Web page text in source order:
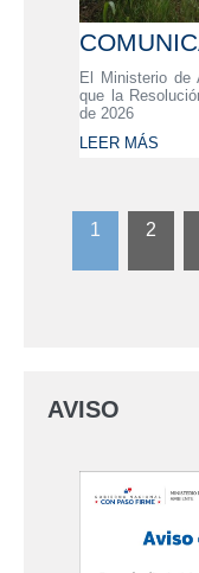
El Ministerio de
que la
de 2026
LEER MÁS
1 2
AVISO